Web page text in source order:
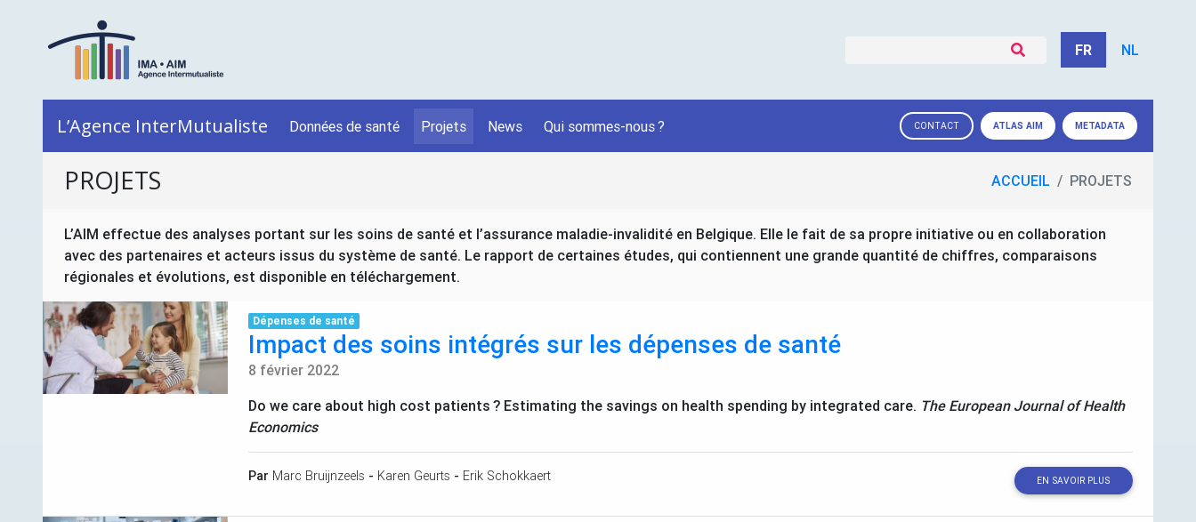
FR NL
L’Agence InterMutualiste Données de santé Projets News Qui sommes-nous? CONTACT ATLAS AIM METADATA
PROJETS ACCUEIL PROJETS
L’AIM effectue des analyses portant sur les soins de santé et l’assurance maladie-invalidité en Belgique. Elle le fait de sa propre initiative ou en collaboration
avec des partenaires et acteurs issus du système de santé. Le rapport de certaines études, qui contiennent une grande quantité de chiffres, comparaisons
régionales et évolutions, est disponible en téléchargement.
Dépenses de santé
Impact des soins intégrés sur les dépenses de santé
8 février 2022
Do we care about high cost patients ? Estimating the savings on health spending by integrated care. The European Journal of Health
Economics
Par Marc Bruijnzeels - Karen Geurts - Erik Schokkaert EN SAVOIR PLUS